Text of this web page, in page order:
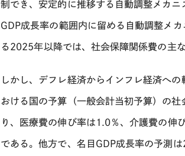
制でき、安定的に推移する自動調整メカ
GDP成長率の範囲内に留める自動調整メ
る2025年以降では、社会保障関係費の主
しかし、デフレ経済からインフレ経済へ
おける国の予算（一般会計当初予算）の
り、医療費の伸び率は1.0％、介護費の伸
である。他方で、名目 GDP成長率の予測は